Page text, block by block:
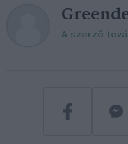
A szerző